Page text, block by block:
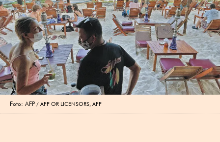
Foto: AFP AFP OR LICENSORS, AFP